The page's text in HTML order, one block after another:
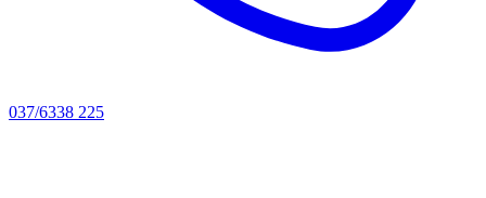
037/6338 225